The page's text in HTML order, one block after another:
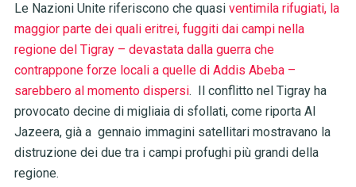
Le Nazioni Unite riferiscono che quasiventimila rifugiati, la
maggior parte dei quali eritrei, fuggiti dai campi nella
regione del Tigray – devastata dalla guerra che
contrappone forze locali a quelle di Addis Abeba –
sarebbero al momento dispersi. Il conflitto nel Tigray ha
provocato decine di migliaia di sfollati, come riporta Al
Jazeera, già a gennaio immagini satellitari mostravano la
distruzione dei due tra i campi profughi più grandi della
regione.